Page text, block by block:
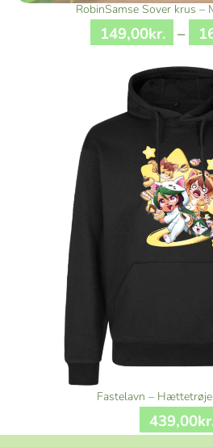
RobinSamse Sover krus –
149,00kr. –
Fastelavn –
439,00